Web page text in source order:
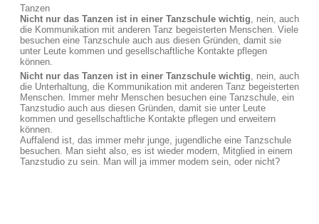
Tanzen
Nicht nur das Tanzen ist in einer Tanzschule wichtig, nein, auch
die Kommunikation mit anderen Tanz begeisterten Menschen. Viele
besuchen eine Tanzschule auch aus diesen Gründen, damit sie
unter Leute kommen und gesellschaftliche Kontakte pflegen
können.
Nicht nur das Tanzen ist in einer Tanzschule wichtig, nein, auch
die Unterhaltung, die Kommunikation mit anderen Tanz begeisterten
Menschen. Immer mehr Menschen besuchen eine Tanzschule, ein
Tanzstudio auch aus diesen Gründen, damit sie unter Leute
kommen und gesellschaftliche Kontakte pflegen und erweitern
können.
Auffalend ist, das immer mehr junge, jugendliche eine Tanzschule
besuchen. Man sieht also, es ist wieder modern, Mitglied in einem
Tanzstudio zu sein. Man will ja immer modern sein, oder nicht?